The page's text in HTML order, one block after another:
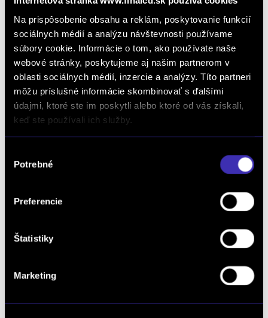
Na prispôsobenie obsahu a reklám, poskytovanie funkcií
sociálnych médií a analýzu návštevnosti používame
súbory cookie. Informácie o tom, ako používate naše
webové stránky, poskytujeme aj našim partnerom v
oblasti sociálnych médií, inzercie a analýzy. Títo partneri
môžu príslušné informácie skombinovať s ďalšími
údajmi, ktoré ste im poskytli alebo ktoré od vás získali,
keď ste používali ich služby.
súhlasu
Potrebné
Preferencie
Štatistiky
Marketing
Dopyt na vozidlo
Objednať servis